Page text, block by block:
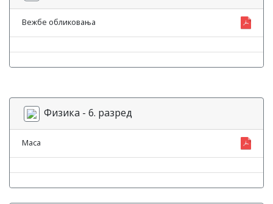
Вежбе обликовања
Физика - 6. разред
Маса